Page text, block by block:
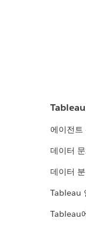
에이전트
데이터
데이터
Tableau
Tableau